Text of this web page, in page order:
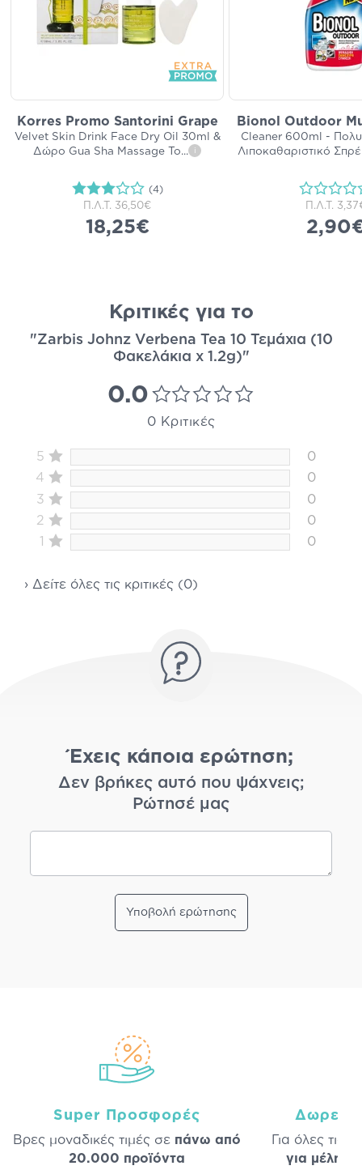
Korres Promo Santorini Grape
Velvet Skin Drink Face Dry Oil 30ml &
Δώρο Gua Sha Massage To... i
(4)
Π.Λ.Τ. 36,50€
18,25€
Bionol Outdoor
Cleaner 600ml -
Λιποκαθαριστικό
Π.Λ.Τ.
Κριτικές για το
"Zarbis Johnz Verbena Tea 10 Τεμάχια (10
Φακελάκια x 1.2g)"
0.0
0 Κριτικές
5
0
4
0
3
0
2
0
1
0
› Δείτε όλες τις κριτικές (0)
Έχεις κάποια ερώτηση;
Δεν βρήκες αυτό που ψάχνεις;
Ρώτησέ μας
Υποβολή ερώτησης
Super Προσφορές
Βρες μοναδικές τιμές σε πάνω από
20.000 προϊόντα
Δωρεάν
Για όλες τις
για μέλη